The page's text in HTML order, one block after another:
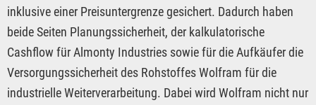
inklusive einer Preisuntergrenze gesichert. Dadurch haben
beide Seiten Planungssicherheit, der kalkulatorische
Cashflow für Almonty Industries sowie für die Aufkäufer die
Versorgungssicherheit des Rohstoffes Wolfram für die
industrielle Weiterverarbeitung. Dabei wird Wolfram nicht nur